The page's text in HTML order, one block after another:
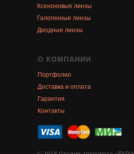
Ксеноновые линзы
Галогенные линзы
Диодные линзы
О КОМПАНИИ
Портфолио
Доставка и оплата
Гарантия
Контакты